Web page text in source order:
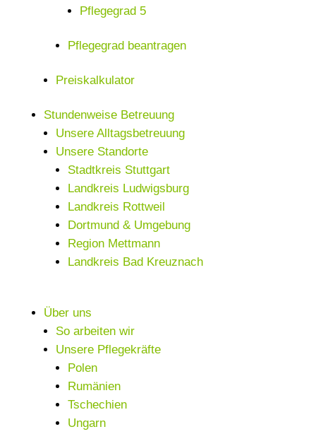
Pflegegrad 5
Pflegegrad beantragen
Preiskalkulator
Stundenweise Betreuung
Unsere Alltagsbetreuung
Unsere Standorte
Stadtkreis Stuttgart
Landkreis Ludwigsburg
Landkreis Rottweil
Dortmund & Umgebung
Region Mettmann
Landkreis Bad Kreuznach
Über uns
So arbeiten wir
Unsere Pflegekräfte
Polen
Rumänien
Tschechien
Ungarn